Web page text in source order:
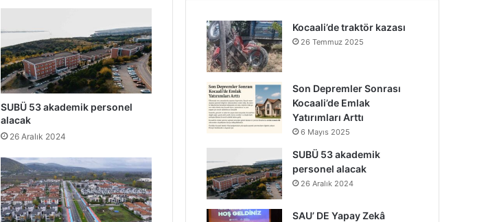
SUBÜ 53 akademik personel
alacak
26 Aralık 2024
Kocaali’de traktör kazası
26 Temmuz 2025
Son Depremler Sonrası
Kocaali’de Emlak
Yatırımları Arttı
6 Mayıs 2025
SUBÜ 53 akademik
personel alacak
26 Aralık 2024
SAU’ DE Yapay Zekâ